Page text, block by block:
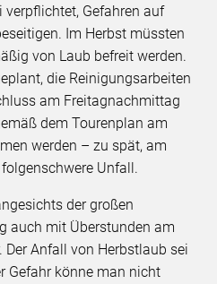
verpflichtet, Gefahren auf
Im Herbst müssten
von Laub befreit werden.
die Reinigungsarbeiten
am Freitagnachmittag
dem Tourenplan am
werden – zu spät, am
Unfall.
der großen
auch mit Überstunden am
Anfall von Herbstlaub sei
Gefahr könne man nicht